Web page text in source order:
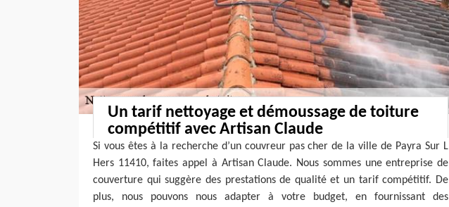
Un tarif nettoyage et démoussage de toiture
compétitif avec Artisan Claude
Si vous êtes à la recherche d’un couvreur pas cher de la ville de Payra Sur L
Hers 11410, faites appel à Artisan Claude. Nous sommes une entreprise de
couverture qui suggère des prestations de qualité et un tarif compétitif. De
plus, nous pouvons nous adapter à votre budget, en fournissant des